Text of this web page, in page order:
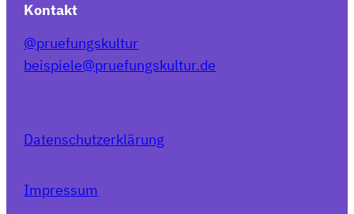
Kontakt
@pruefungskultur
beispiele@pruefungskultur.de
Datenschutzerklärung
Impressum